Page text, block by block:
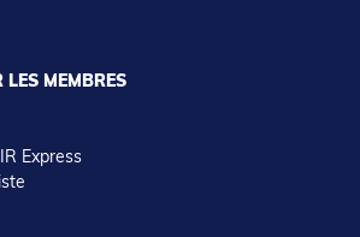
LES MEMBRES
Express